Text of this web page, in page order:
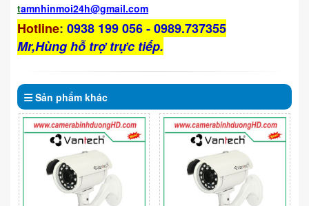
tamnhinmoi24h@gmail.com
Hotline: 0938 199 056 - 0989.737355
Mr,Hùng hỗ trợ trực tiếp.
Sản phẩm khác